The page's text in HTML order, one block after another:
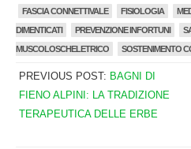
FASCIA CONNETTIVALE
FISIOLOGIA
DIMENTICATI
PREVENZIONE INFORTUNI
MUSCOLOSCHELETRICO
SOSTENIMENTO
PREVIOUS POST: BAGNI DI
FIENO ALPINI: LA TRADIZIONE
TERAPEUTICA DELLE ERBE